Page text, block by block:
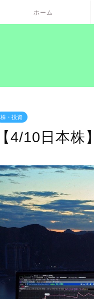
ホーム
株・投資
【4/10日本